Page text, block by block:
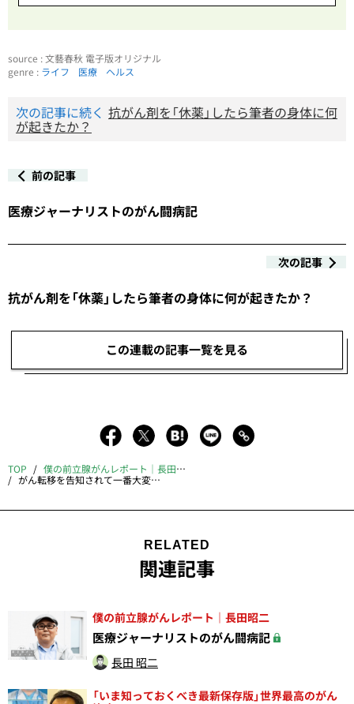
source : 文藝春秋 電子版オリジナル
genre : ライフ 医療 ヘルス
次の記事に続く 抗がん剤を「休薬」したら筆者の身体に何
が起きたか？
前の記事
医療ジャーナリストのがん闘病記
次の記事
抗がん剤を「休薬」したら筆者の身体に何が起きたか？
この連載の記事一覧を見る
TOP 僕の前立腺がんレポート｜長田昭二
がん転移を告知されて一番大変なのは「誰に伝え、誰に隠すか」だった
RELATED
関連記事
僕の前立腺がんレポート｜長田昭二
医療ジャーナリストのがん闘病記
長田 昭二
「いま知っておくべき最新保存版」世界最高のがん